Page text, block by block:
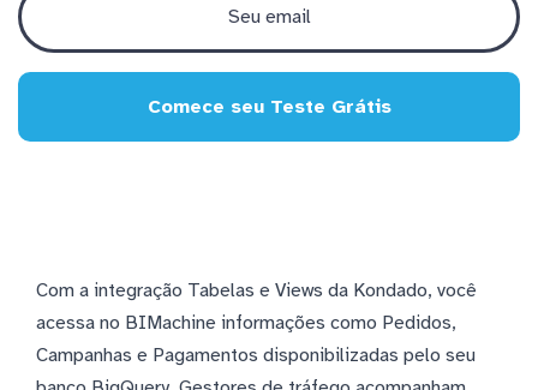
Comece seu Teste Grátis
Com a integração Tabelas e Views da Kondado, você
acessa no BIMachine informações como Pedidos,
Campanhas e Pagamentos disponibilizadas pelo seu